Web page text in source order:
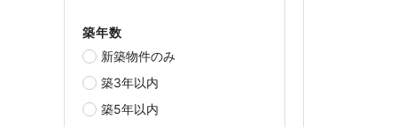
築年数
新築物件のみ
築3年以内
築5年以内